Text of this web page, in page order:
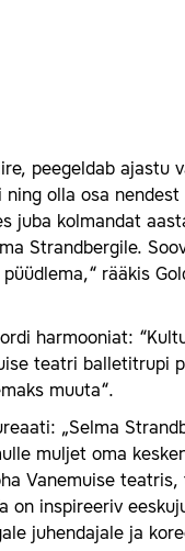
peegeldab ajastu
olla osa
juba kolmandat
Strandbergile.
rääkis
harmooniat:
teatri balletitrupi
muuta“.
„Selma
muljet oma
Vanemuise
on inspireeriv
juhendajale ja